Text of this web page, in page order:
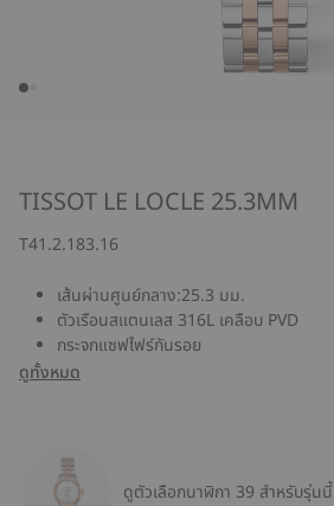
TISSOT LE LOCLE 25.3MM
T41.2.183.16
เส้นผ่านศูนย์กลาง:25.3 มม.
ตัวเรือนสแตนเลส 316L เคลือบ PVD
กระจกแซฟไฟร์กันรอย
ดูทั้งหมด
ดูตัวเลือกนาฬิกา 39 สำหรับรุ่นนี้